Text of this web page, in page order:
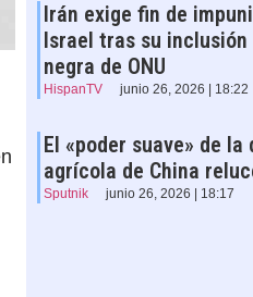
Irán exige fin de
Israel tras su
negra de ONU
HispanTV junio 26, 2026 | 18:22
El «poder suave» de la
agrícola de China
Sputnik junio 26, 2026 | 18:17